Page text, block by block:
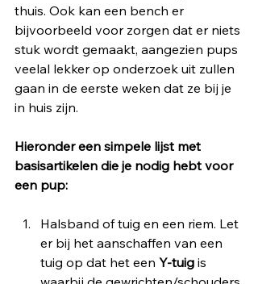
thuis. Ook kan een bench er
bijvoorbeeld voor zorgen dat er niets
stuk wordt gemaakt, aangezien pups
veelal lekker op onderzoek uit zullen
gaan in de eerste weken dat ze bij je
in huis zijn.
Hieronder een simpele lijst met
basisartikelen die je nodig hebt voor
een pup:
Halsband of tuig en een riem. Let
er bij het aanschaffen van een
tuig op dat het een Y-tuig is